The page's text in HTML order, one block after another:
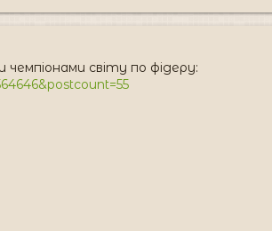
світу по фідеру: